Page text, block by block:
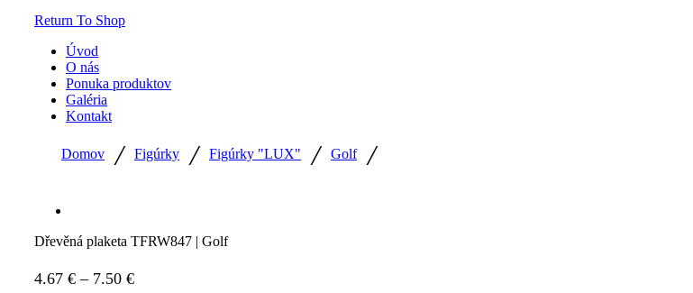
Return To Shop
Úvod
O nás
Ponuka produktov
Galéria
Kontakt
Domov / Figúrky / Figúrky "LUX" / Golf /
Dřevěná plaketa TFRW847 | Golf
4.67 € – 7.50 €Price